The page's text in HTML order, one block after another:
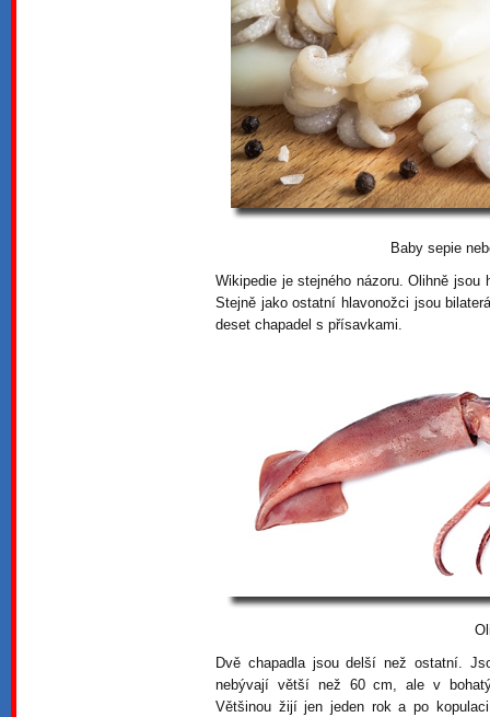
Baby sepie
Wikipedie je stejného názoru. Olihně
Stejně jako ostatní hlavonožci jsou
deset chapadel s přísavkami.
Dvě chapadla jsou delší než ostatní.
nebývají větší než 60 cm, ale v
Většinou žijí jen jeden rok a po